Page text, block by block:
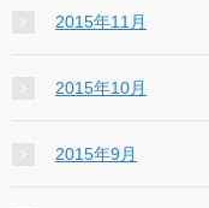
2015年11月
2015年10月
2015年9月